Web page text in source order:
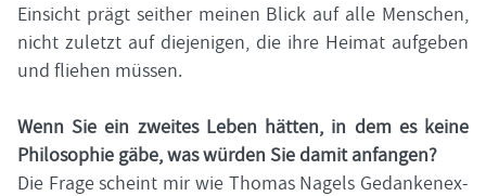
Ein­sicht prägt seit­her mei­nen Blick auf alle Men­schen,
nicht zu­letzt auf die­je­ni­gen, die ihre Hei­mat auf­ge­ben
und flie­hen müs­sen.
Wenn Sie ein zwei­tes Leben hät­ten, in dem es keine
Phi­lo­so­phie gäbe, was wür­den Sie damit an­fan­gen?
Die Frage scheint mir wie Tho­mas Na­gels Ge­dan­ken­ex­